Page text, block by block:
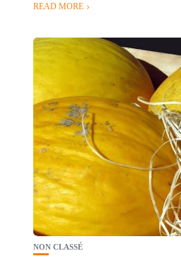
READ MORE
NON CLASSÉ